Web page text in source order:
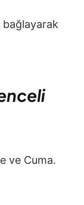
ve Cuma.